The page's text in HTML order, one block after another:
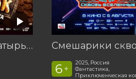
Последний богатырь. Колобок
6 +
2025, Россия
Фантастика,
Приключенческая